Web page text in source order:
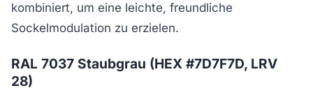
kombiniert, um eine leichte, freundliche
Sockelmodulation zu erzielen.
RAL 7037 Staubgrau (HEX #7D7F7D, LRV
28)